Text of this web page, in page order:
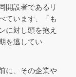
開設者であるリ
ています、「も
に対し頭を抱え
を逃してい
に、その企業や